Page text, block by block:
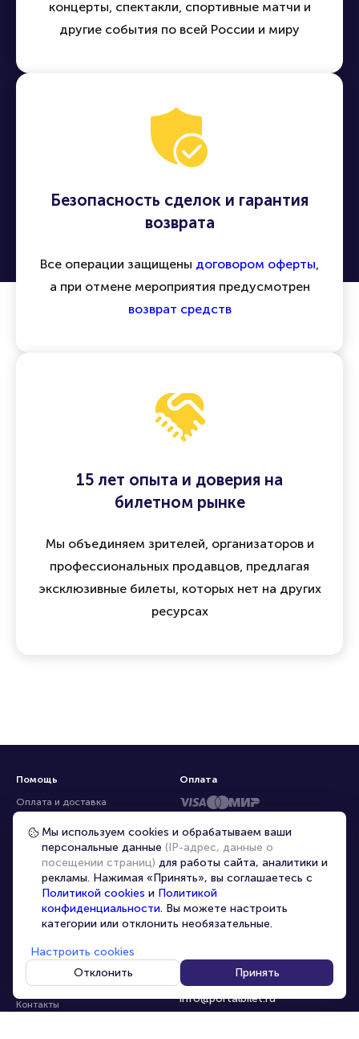
концерты, спектакли, спортивные матчи и
другие события по всей России и миру
Безопасность сделок и гарантия
возврата
Все операции защищены договором оферты,
а при отмене мероприятия предусмотрен
возврат средств
15 лет опыта и доверия на
билетном рынке
Мы объединяем зрителей, организаторов и
профессиональных продавцов, предлагая
эксклюзивные билеты, которых нет на других
ресурсах
Помощь
Оплата и доставка
Частые вопросы
Перепродажа билетов
Организаторам
Корпоративным клиентам
VIP-билеты
Персональные данные
О компании
Контакты
8-800-500-42-62
8-499-226-15-14
info@portalbilet.ru
С 10:00 до 21:00,
Оплата
Мы используем cookies и обрабатываем ваши
персональные данные (IP-адрес, данные о
посещении страниц) для работы сайта, аналитики и
рекламы. Нажимая «Принять», вы соглашаетесь с
Политикой cookies и Политикой
конфиденциальности. Вы можете настроить
категории или отклонить необязательные.
Настроить cookies
Отклонить
Принять